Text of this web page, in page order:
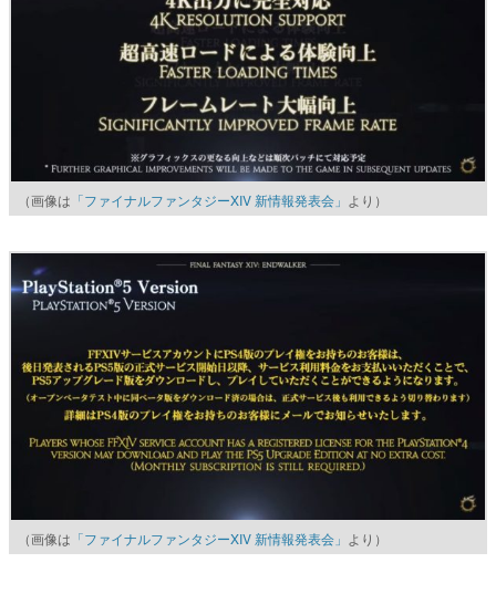
（画像は 「ファイナルファンタジーXIV 新情報発表会」 より）
（画像は 「ファイナルファンタジーXIV 新情報発表会」 より）